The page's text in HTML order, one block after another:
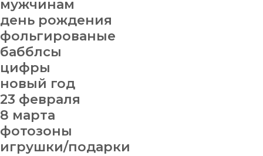
мужчинам
день рождения
фольгированые
бабблсы
цифры
новый год
23 февраля
8 марта
фотозоны
игрушки/подарки